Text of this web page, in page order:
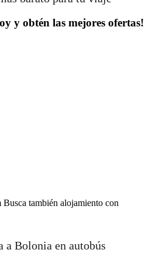
y obtén las mejores ofertas!
Busca también alojamiento con
a Bolonia en autobús